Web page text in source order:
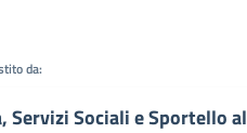
da:
Servizi Sociali e Sportello al